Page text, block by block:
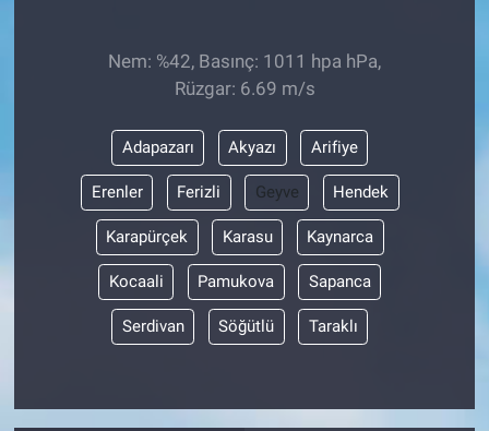
Nem: %42, Basınç: 1011 hpa hPa,
Rüzgar: 6.69 m/s
Adapazarı Akyazı Arifiye
Erenler Ferizli Geyve Hendek
Karapürçek Karasu Kaynarca
Kocaali Pamukova Sapanca
Serdivan Söğütlü Taraklı